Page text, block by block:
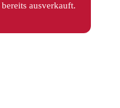
ausverkauft.